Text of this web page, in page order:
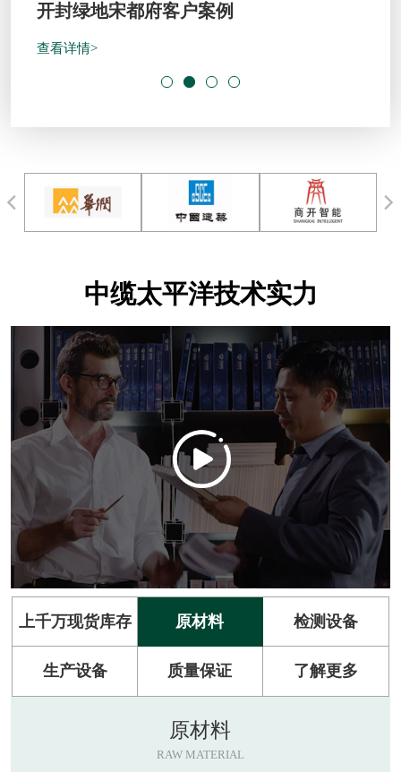
开封绿地宋都府客户案例
查看详情>
中缆太平洋技术实力
上千万现货库存 原材料 检测设备
生产设备 质量保证 了解更多
原材料
RAW MATERIAL